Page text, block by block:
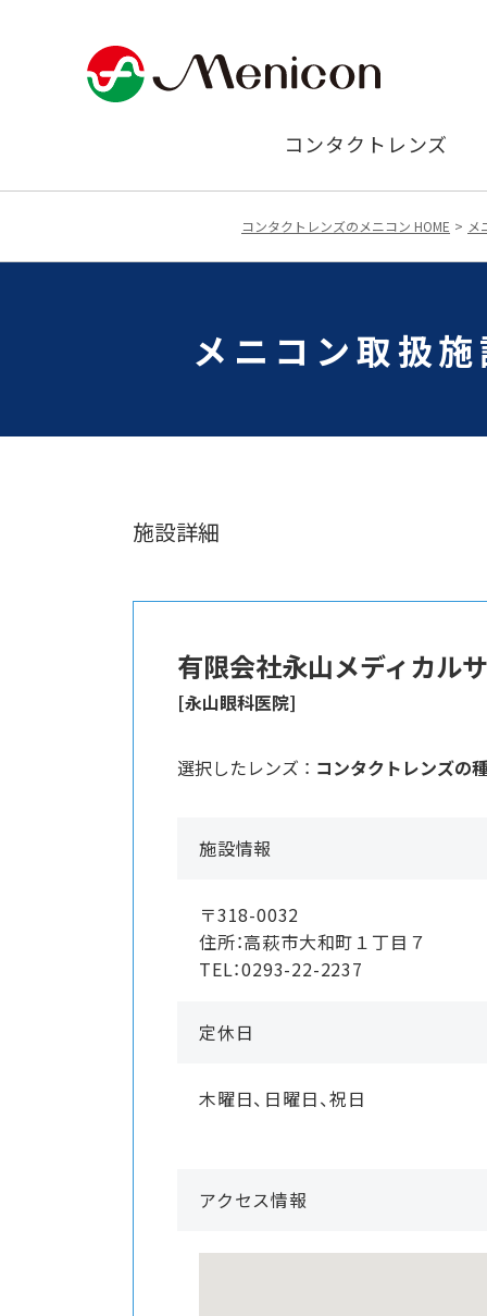
コンタクトレンズ
コンタクトレンズのメニコン HOME メ
メニコン取扱
施設詳細
有限会社永山メディカル
[永山眼科医院]
選択したレンズ ： コンタクトレンズの
施設情報
〒318-0032
住所：高萩市大和町１丁目７
TEL：0293-22-2237
定休日
木曜日、日曜日、祝日
アクセス情報